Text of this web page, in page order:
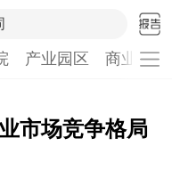
产业园区 商业计
市场竞争格局